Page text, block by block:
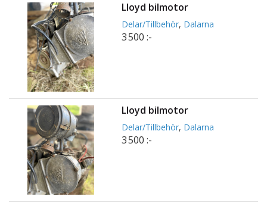
Lloyd bilmotor
Delar/Tillbehör, Dalarna
3 500 :-
Lloyd bilmotor
Delar/Tillbehör, Dalarna
3 500 :-